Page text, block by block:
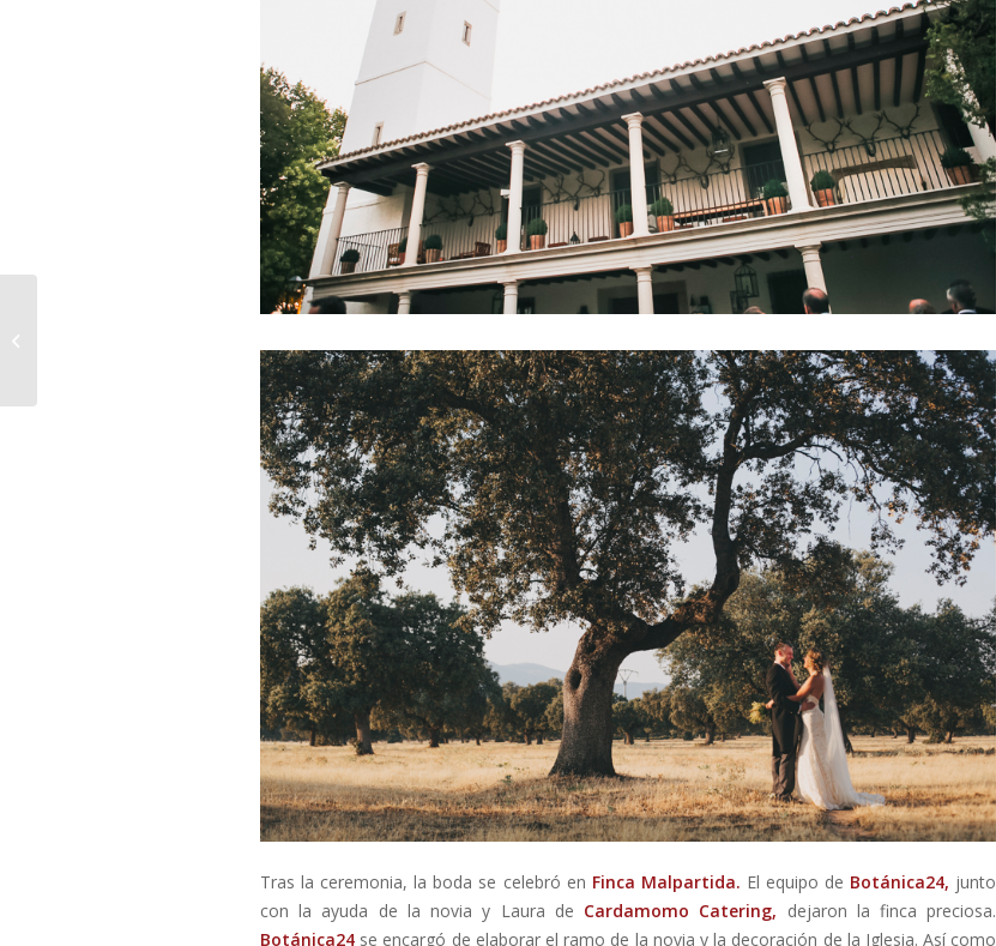
Tras la ceremonia, la boda se celebró en Finca Malpartida. El equipo de Botánica24, junto
con la ayuda de la novia y Laura de Cardamomo Catering, dejaron la finca preciosa.
Botánica24 se encargó de elaborar el ramo de la novia y la decoración de la Iglesia. Así como